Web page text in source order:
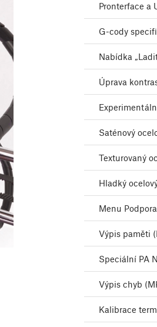
Pronterface a
G-cody
Nabídka
Úprava
Saténový
Texturovaný
Hladký
Menu
Výpis paměti
Speciální PA
Výpis chyb
Kalibrace